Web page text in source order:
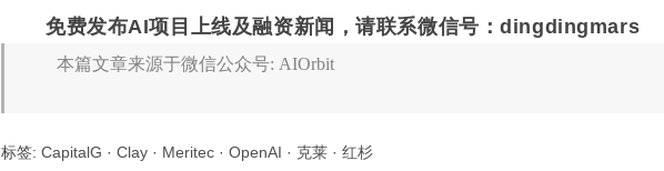
免费发布AI项目上线及融资新闻，请联系微信号：dingdingmars
本篇文章来源于微信公众号: AIOrbit
标签: CapitalG · Clay · Meritec · OpenAI · 克莱 · 红杉